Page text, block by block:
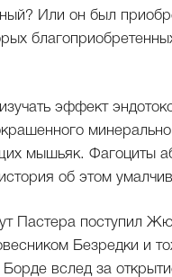
Или он был
эффект
мышьяк. Фагоциты
об этом
Пастера поступил
Безредки и
вслед за